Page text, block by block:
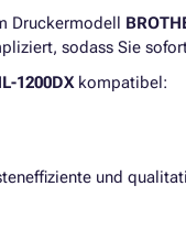
Druckermodell
sodass Sie
1200DXkompatibel:
und